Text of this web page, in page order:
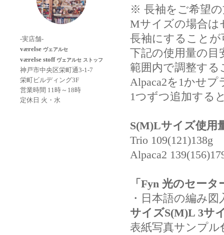
-実店舗-
værelse ヴェアルセ
værelse stoff ヴェアルセ ストッフ
神戸市中央区栄町通3-1-7
栄町ビルディング3F
営業時間 11時～18時
定休日 火・水
※ 長袖をご希望
Mサイズの場合は
長袖にすること
下記の使用量の
範囲内で調整す
Alpaca2を1かせ
1つずつ追加する
S(M)Lサイズ使用
Trio 109(121)138g
Alpaca2
「Fyn 光のセー
・日本語の編み
サイズS(M)L 3サ
表紙写真サンプル